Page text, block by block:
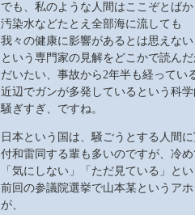
でも、私のような人間はここぞとばか
汚染水などたとえ全部海に流しても
我々の健康に影響があるとは思えない
という専門家の見解をどこかで読んだ
だいたい、事故から2年半も経ってい
近辺でガンが多発しているという科
騒ぎすぎ、ですね。
日本という国は、騒ごうとする人間に
付和雷同する輩も多いのですが、冷め
「気にしない」「ただ見ている」とい
前回の参議院選挙で山本某というア
が、